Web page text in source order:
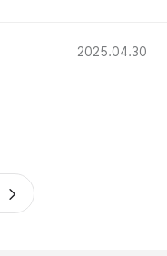
2025.04.30